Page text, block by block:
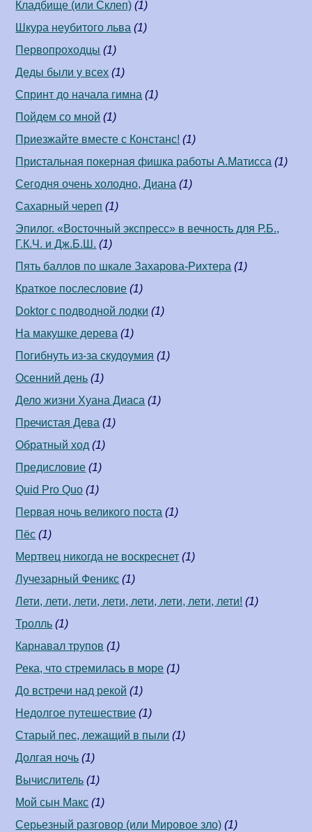
Кладбище (или Склеп) (1)
Шкура неубитого льва (1)
Первопроходцы (1)
Деды были у всех (1)
Спринт до начала гимна (1)
Пойдем со мной (1)
Приезжайте вместе с Констанс! (1)
Пристальная покерная фишка работы А.Матисса (1)
Сегодня очень холодно, Диана (1)
Сахарный череп (1)
Эпилог. «Восточный экспресс» в вечность для Р.Б.,
Г.К.Ч. и Дж.Б.Ш. (1)
Пять баллов по шкале Захарова-Рихтера (1)
Краткое послесловие (1)
Doktor с подводной лодки (1)
На макушке дерева (1)
Погибнуть из-за скудоумия (1)
Осенний день (1)
Дело жизни Хуана Диаса (1)
Пречистая Дева (1)
Обратный ход (1)
Предисловие (1)
Quid Pro Quo (1)
Первая ночь великого поста (1)
Пёс (1)
Мертвец никогда не воскреснет (1)
Лучезарный Феникс (1)
Лети, лети, лети, лети, лети, лети, лети, лети! (1)
Тролль (1)
Карнавал трупов (1)
Река, что стремилась в море (1)
До встречи над рекой (1)
Недолгое путешествие (1)
Старый пес, лежащий в пыли (1)
Долгая ночь (1)
Вычислитель (1)
Мой сын Макс (1)
Серьезный разговор (или Мировое зло) (1)